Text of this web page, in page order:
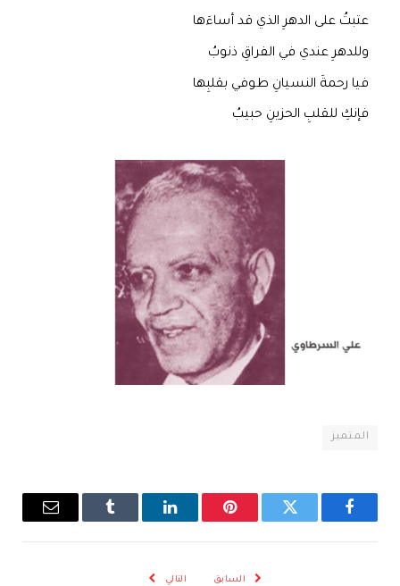
عتبتُ على الدهرِ الذي قد أساءَها
وللدهرِ عندي في الفراقِ ذنوبُ
فيا رحمةَ النسيانِ طوفي بقلبِها
فإنكِ للقلبِ الحزينِ حبيبُ
المتميز
فيسبوك تويتر بينتيريستلينكدإن Tumblr
البريد
السابق التالي